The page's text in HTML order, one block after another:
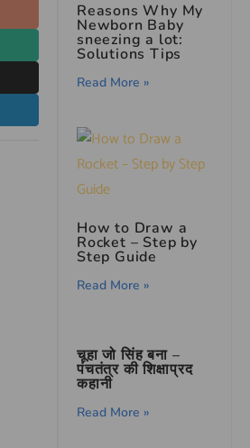
Reasons Why My
Newborn Baby
sneezing a lot:
Solutions Tips
Read More »
How to Draw a
Rocket – Step by
Step Guide
Read More »
चूहा जो सिंह बना –
पंचतंत्र की शिक्षाप्रद
कहानी
Read More »